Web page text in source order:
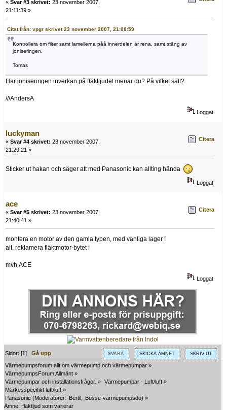
« Svar #3 skrivet: 23 november 2007,
21:11:39 »
Citat från: vpgr skrivet 23 november 2007, 21:08:59
Kontrollera om filter samt lamellerna påå innerdelen är rena, samt stäng av
joniseringen.
Tomas
Har joniseringen inverkan på fläktljudet menar du? På vilket sätt?
///AndersA
Loggat
luckyman
« Svar #4 skrivet: 23 november 2007,
21:29:21 »
Citera
Sticker ut hakan och säger att med Panasonic kan allting hända
Loggat
ace
« Svar #5 skrivet: 23 november 2007,
21:40:41 »
Citera
montera en motor av den gamla typen, med vanliga lager !
alt, reklamera fläktmotor-bytet !
mvh.ACE
Loggat
SVARA SKICKA ÄMNET SKRIV UT
Sidor: [1]Gå upp
Värmepumpsforum allt om värmepump och värmepumpar »
VärmepumpsForum Allmänt »
Värmepumpar och installationsfrågor. » Värmepumpar - Luft/luft »
Märkesspecifikt luft/luft »
Panasonic (Moderatorer: Bertil Bosse-värmepumpsdo) »
Ämne: fläktljud som varierar